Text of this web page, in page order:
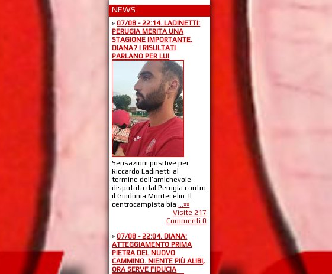
NEWS
»07/08 - 22:14. LADINETTI:
PERUGIA MERITA UNA
STAGIONE IMPORTANTE.
DIANA? I RISULTATI
PARLANO PER LUI
Sensazioni positive per
Riccardo Ladinetti al
termine dell’amichevole
disputata dal Perugia contro
il Guidonia Montecelio. Il
centrocampista bia
...»»
Visite 217
Commenti 0
»07/08 - 22:04. DIANA:
ATTEGGIAMENTO PRIMA
PIETRA DEL NUOVO
CAMMINO. NIENTE PIÙ ALIBI,
ORA SERVE FIDUCIA